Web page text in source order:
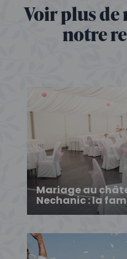
Voir plus de
notre
Mariage au
Nechanic : la